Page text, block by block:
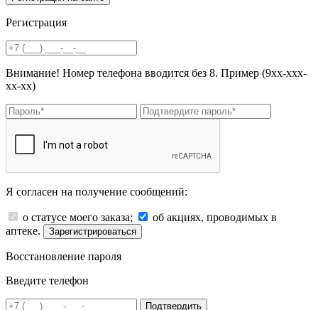
Регистрация
Внимание! Номер телефона вводится без 8. Пример (9хх-ххх-
хх-хх)
Я согласен на получение сообщений:
о статусе моего заказа;
об акциях, проводимых в
аптеке.
Зарегистрироваться
Восстановление пароля
Введите телефон
Подтвердить